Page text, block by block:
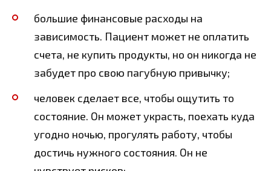
большие финансовые расходы на
зависимость. Пациент может не оплатить
счета, не купить продукты, но он никогда не
забудет про свою пагубную привычку;
человек сделает все, чтобы ощутить то
состояние. Он может украсть, поехать куда
угодно ночью, прогулять работу, чтобы
достичь нужного состояния. Он не